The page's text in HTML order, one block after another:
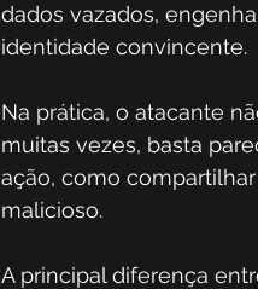
dados vazados,
identidade convincente.
Na prática, o atacante
muitas vezes, basta
ação, como
malicioso.
A principal diferença